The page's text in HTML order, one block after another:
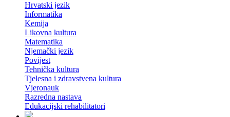
Hrvatski jezik
Informatika
Kemija
Likovna kultura
Matematika
Njemački jezik
Povijest
Tehnička kultura
Tjelesna i zdravstvena kultura
Vjeronauk
Razredna nastava
Edukacijski rehabilitatori